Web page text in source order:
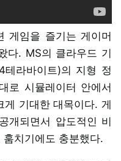
게임을 즐기는 게이머
다. MS의 클라우드 기
라바이트)의 지형 정
로 시뮬레이터 안에서
게 기대한 대목이다. 게
개되면서 압도적인 비
치기에도 충분했다.